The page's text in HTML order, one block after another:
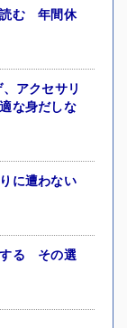
読む 年間休
アクセサリ
な身だしな
に遭わない
する その選